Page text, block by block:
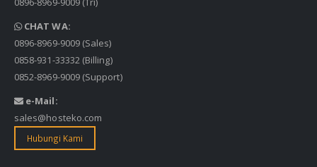
CHAT WA:
0896-8969-9009(Sales)
0858-931-33332(Billing)
0852-8969-9009(Support)
e-Mail:
sales@hosteko.com
Hubungi Kami